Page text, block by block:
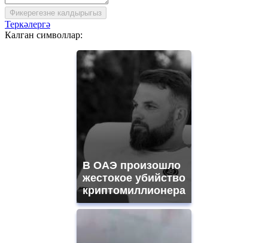
Фикерегезне калдырыгыз
Теркәлергә
Калган символлар:
В ОАЭ произошло
жестокое убийство
криптомиллионера